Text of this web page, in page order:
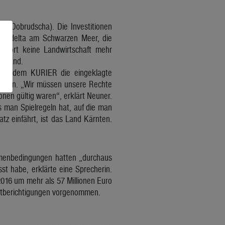
(Dobrudscha). Die Investitionen
am Schwarzen Meer, die
dort keine Landwirtschaft mehr
Land.
dem KURIER die eingeklagte
„Wir müssen unsere Rechte
gültig waren“, erklärt Neuner.
Spielregeln hat, auf die man
einfährt, ist das Land Kärnten.
hatten „durchaus
habe, erklärte eine Sprecherin.
um mehr als 57 Millionen Euro
vorgenommen.